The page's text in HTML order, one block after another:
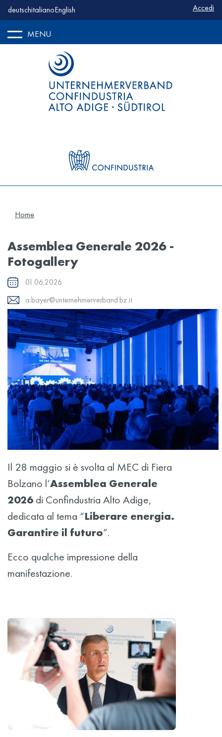
deutschitalianoEnglish Accedi
MENU
Home
Assemblea Generale 2026 -
Fotogallery
01.06.2026
a.bayer@unternehmerverband.bz.it
Il 28 maggio si è svolta al MEC di Fiera
Bolzano l‘Assemblea Generale
2026 di Confindustria Alto Adige,
dedicata al tema “Liberare energia.
Garantire il futuro”.
Ecco qualche impressione della
manifestazione.